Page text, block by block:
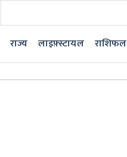
राज्य लाइफ़्स्टायल राशिफल